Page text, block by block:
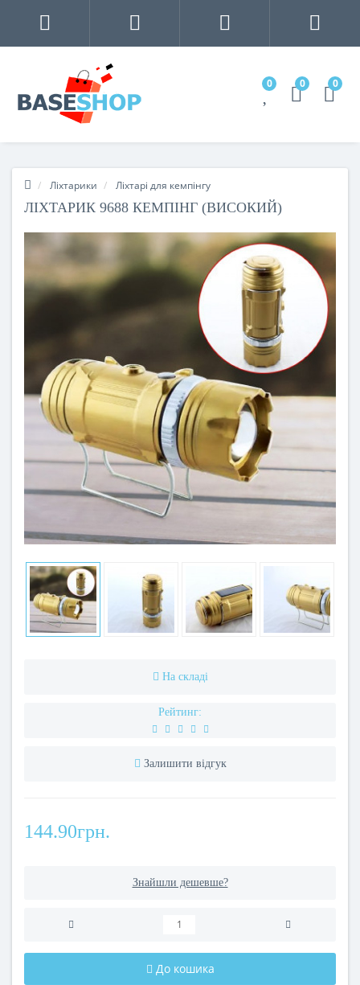
0 0 0
Ліхтарики Ліхтарі для кемпінгу
ЛІХТАРИК 9688 КЕМПІНГ (ВИСОКИЙ)
На складі
Рейтинг:
Залишити відгук
144.90грн.
Знайшли дешевше?
До кошика